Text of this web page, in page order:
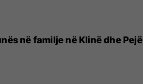
në familje në Klinë dhe Pejë